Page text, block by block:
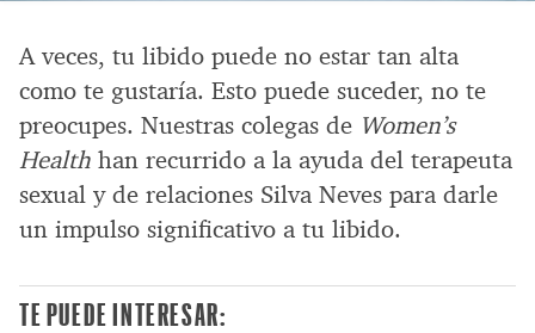
A veces, tu libido puede no estar tan alta
como te gustaría. Esto puede suceder, no te
preocupes. Nuestras colegas de Women’s
Health han recurrido a la ayuda del terapeuta
sexual y de relaciones Silva Neves para darle
un impulso significativo a tu libido.
TE PUEDE INTERESAR: